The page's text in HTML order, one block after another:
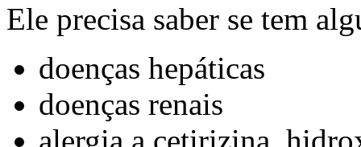
Ele precisa saber se tem
doenças hepáticas
doenças renais
alergia a cetirizina,